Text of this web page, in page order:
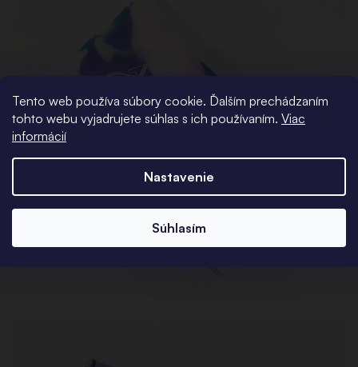
Tento web používa súbory cookie. Ďalším prechádzaním
tohto webu vyjadrujete súhlas s ich používaním. Viac
informácií
Nastavenie
Súhlasím